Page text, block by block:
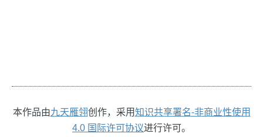
本作品由九天雁翎创作，采用知识共享署名-非商业性使用
4.0 国际许可协议进行许可。